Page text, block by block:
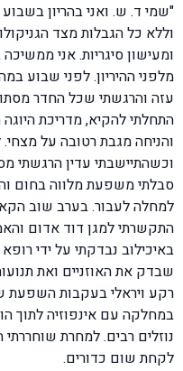
וללא כל הגבלות מצד
ומעישון סיגריות. אני
מלפני ההיריון. לפני שבוע
עזה והרגשתי שכל החדר
התחלתי להקיא, מדריכת
והניחה מגבת רטובה על
וכשהתיישבתי עדין הרגשתי
סבלתי משפעת מלווה בחום
למחלה לעבור. בערב שוב
התקשרתי למגן דוד אדום
באיכילוב נבדקתי על ידי רופא
שבדק את האוזניים ואת
רקע ויראלי בעקבות השפעת
במחלקה עם אינפוזיה לתוך
נוזלים רבים. למחרת שוחררתי
לקחת שום כדורים.